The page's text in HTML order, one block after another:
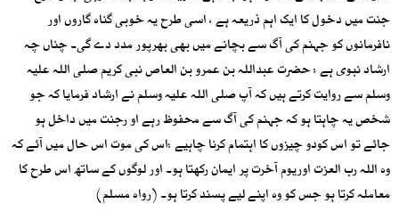
جنت میں دخول کا ایک اہم ذریعہ ہے ، اسی طرح یہ خوبی گناہ گاروں اور
نافرمانوں کو جہنم کی آگ سے بچانے میں بھی بھرپور مدد دے گی۔ چناں چہ
ارشاد نبوی ہے : حضرت عبداللہ بن عمرو بن العاص نبی کریم صلی اللہ علیہ
وسلم سے روایت کرتے ہیں کہ آپ صلی اللہ علیہ وسلم نے ارشاد فرمایا کہ جو
شخص یہ چاہتا ہو کہ جہنم کی آگ سے محفوظ رہے او رجنت میں داخل ہو
جائے تو اس کودو چیزوں کا اہتمام کرنا چاہیے :اس کی موت اس حال میں آئے کہ
وہ اللہ رب العزت اوریوم آخرت پر ایمان رکھتا ہو۔ اور لوگوں کے ساتھ اس طرح کا
معاملہ کرتا ہو جس کو وہ اپنے لیے پسند کرتا ہو۔ (رواہ مسلم)